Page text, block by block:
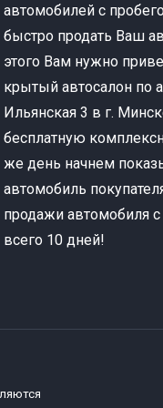
автомобилей с
быстро продать Ваш
этого Вам нужно
крытый автосалон по
Ильянская 3 в г.
бесплатную
же день начнем
автомобиль
продажи автомобиля
всего 10 дней!